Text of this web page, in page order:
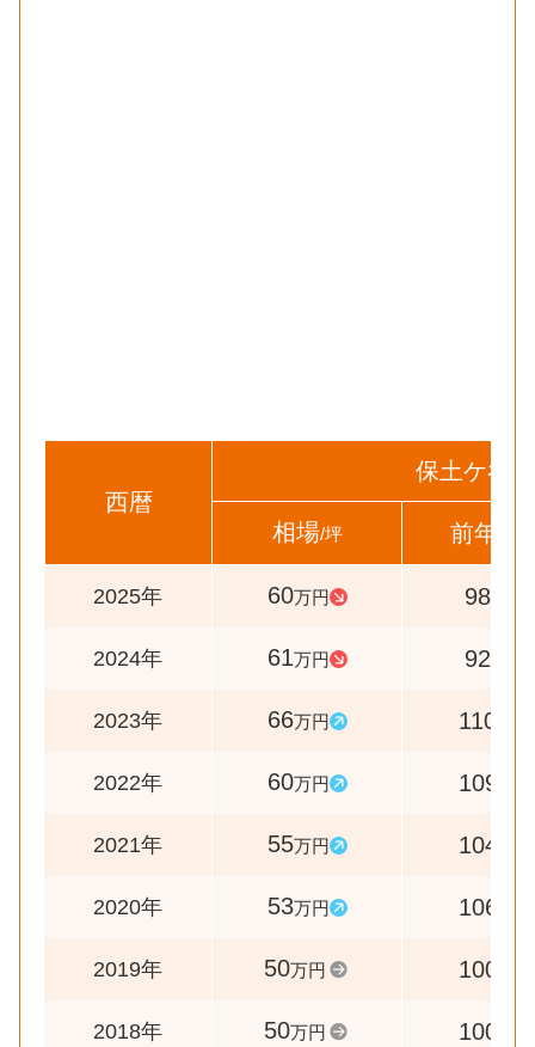
西暦
保土ケ谷区
相場/坪 前年比
2025年 60万円 98
2024年 61万円 92
2023年 66万円 110
2022年 60万円 109
2021年 55万円 104
2020年 53万円 106
2019年 50万円 100
2018年 50万円 100